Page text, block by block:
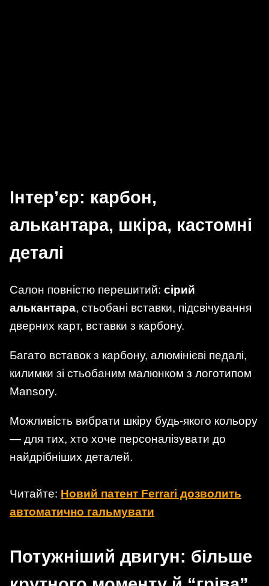
Інтер’єр: карбон,
алькантара, шкіра, кастомні
деталі
Салон повністю перешитий: сірий
алькантара, стьобані вставки, підсвічування
дверних карт, вставки з карбону.
Багато вставок з карбону, алюмінієві педалі,
килимки зі стьобаним малюнком з логотипом
Mansory.
Можливість вибрати шкіру будь-якого кольору
— для тих, хто хоче персоналізувати до
найдрібніших деталей.
Читайте: Новий патент Ferrari дозволить
автоматично гальмувати
Потужніший двигун: більше